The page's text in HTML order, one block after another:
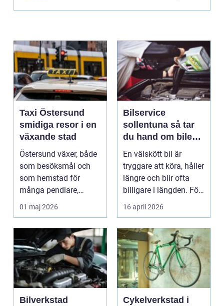
Taxi Östersund
smidiga resor i en
växande stad
Östersund växer, både
som besöksmål och
som hemstad för
många pendlare,
studenter och
01 maj 2026
Bilservice
sollentuna så tar
du hand om bilen
på ett smart sätt
En välskött bil är
tryggare att köra, håller
längre och blir ofta
billigare i längden. För
många bil...
16 april 2026
Bilverkstad
Cykelverkstad i